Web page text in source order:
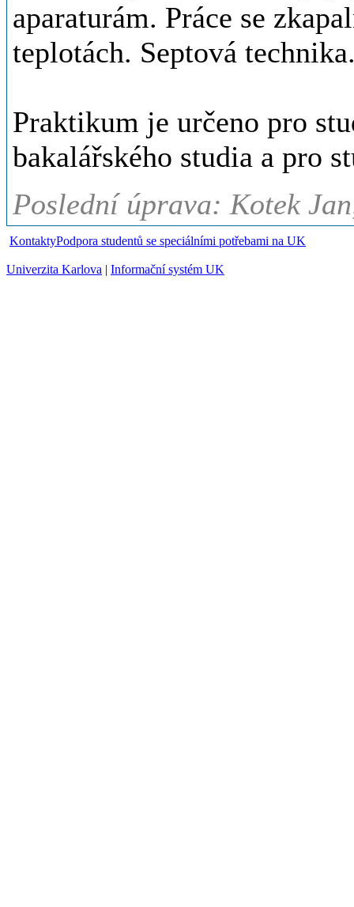
aparaturám. Práce se
teplotách. Septová
Praktikum je určeno pro
bakalářského studia a pro
Poslední úprava: Kotek
KontaktyPodpora studentů se speciálními potřebami na UK
Univerzita Karlova | Informační systém UK